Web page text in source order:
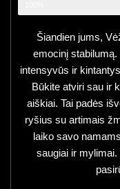
Šiandien jums,
emocinį
intensyvūs ir
Būkite atviri sau ir
aiškiai. Tai padės
ryšius su artimais
laiko savo
saugiai ir